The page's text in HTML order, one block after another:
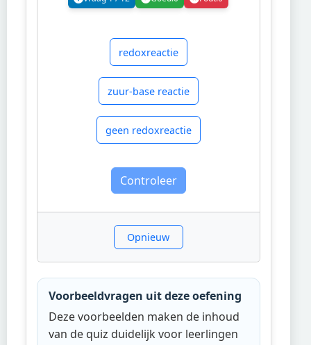
redoxreactie
zuur-base reactie
geen redoxreactie
Controleer
Opnieuw
Voorbeeldvragen uit deze oefening
Deze voorbeelden maken de inhoud
van de quiz duidelijk voor leerlingen